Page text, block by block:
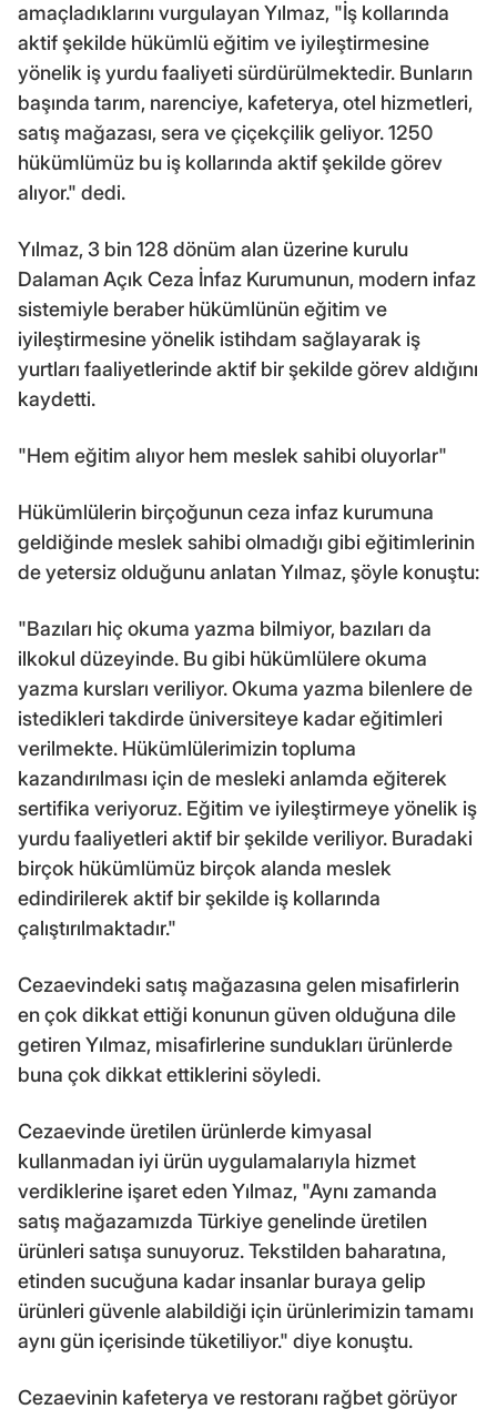
amaçladıklarını vurgulayan Yılmaz, "İş kollarında
aktif şekilde hükümlü eğitim ve iyileştirmesine
yönelik iş yurdu faaliyeti sürdürülmektedir. Bunların
başında tarım, narenciye, kafeterya, otel hizmetleri,
satış mağazası, sera ve çiçekçilik geliyor. 1250
hükümlümüz bu iş kollarında aktif şekilde görev
alıyor." dedi.
Yılmaz, 3 bin 128 dönüm alan üzerine kurulu
Dalaman Açık Ceza İnfaz Kurumunun, modern infaz
sistemiyle beraber hükümlünün eğitim ve
iyileştirmesine yönelik istihdam sağlayarak iş
yurtları faaliyetlerinde aktif bir şekilde görev aldığını
kaydetti.
"Hem eğitim alıyor hem meslek sahibi oluyorlar"
Hükümlülerin birçoğunun ceza infaz kurumuna
geldiğinde meslek sahibi olmadığı gibi eğitimlerinin
de yetersiz olduğunu anlatan Yılmaz, şöyle konuştu:
"Bazıları hiç okuma yazma bilmiyor, bazıları da
ilkokul düzeyinde. Bu gibi hükümlülere okuma
yazma kursları veriliyor. Okuma yazma bilenlere de
istedikleri takdirde üniversiteye kadar eğitimleri
verilmekte. Hükümlülerimizin topluma
kazandırılması için de mesleki anlamda eğiterek
sertifika veriyoruz. Eğitim ve iyileştirmeye yönelik iş
yurdu faaliyetleri aktif bir şekilde veriliyor. Buradaki
birçok hükümlümüz birçok alanda meslek
edindirilerek aktif bir şekilde iş kollarında
çalıştırılmaktadır."
Cezaevindeki satış mağazasına gelen misafirlerin
en çok dikkat ettiği konunun güven olduğuna dile
getiren Yılmaz, misafirlerine sundukları ürünlerde
buna çok dikkat ettiklerini söyledi.
Cezaevinde üretilen ürünlerde kimyasal
kullanmadan iyi ürün uygulamalarıyla hizmet
verdiklerine işaret eden Yılmaz, "Aynı zamanda
satış mağazamızda Türkiye genelinde üretilen
ürünleri satışa sunuyoruz. Tekstilden baharatına,
etinden sucuğuna kadar insanlar buraya gelip
ürünleri güvenle alabildiği için ürünlerimizin tamamı
aynı gün içerisinde tüketiliyor." diye konuştu.
Cezaevinin kafeterya ve restoranı rağbet görüyor